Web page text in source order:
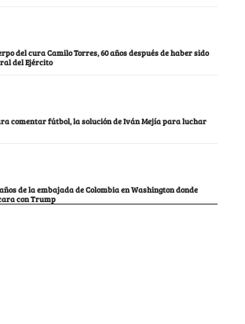
del cura Camilo Torres, 60 años después de haber sido
del Ejército
comentar fútbol, la solución de Iván Mejía para luchar
de la embajada de Colombia en Washington donde
con Trump